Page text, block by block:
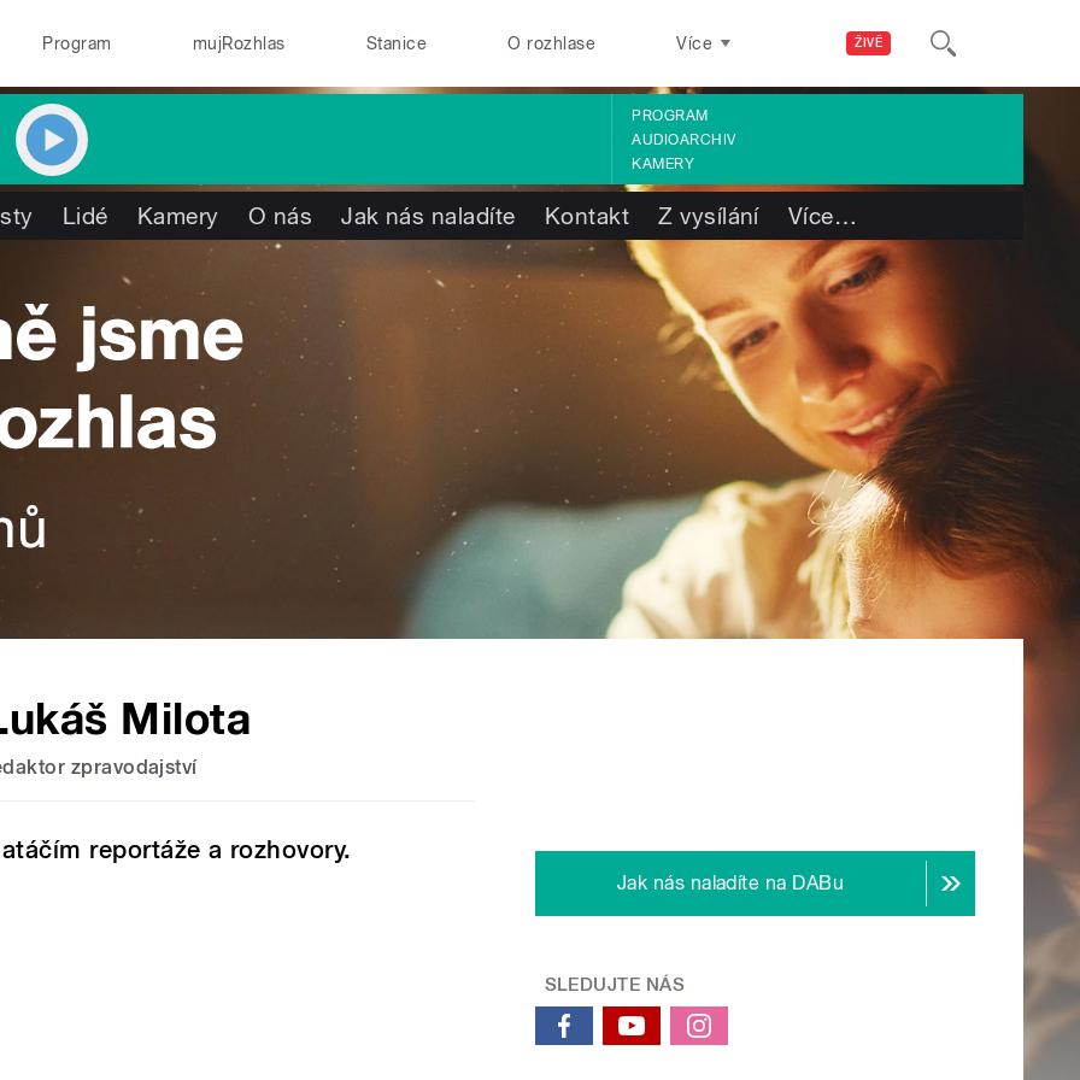
ŽIVĚ
Program mujRozhlas Stanice O rozhlase Více
PROGRAM
AUDIOARCHIV
KAMERY
Lidé Kamery O nás Jak nás naladíte Kontakt Z vysílání Více…
Milota
zpravodajství
reportáže a rozhovory.
Jak nás naladíte na DABu
SLEDUJTE NÁS